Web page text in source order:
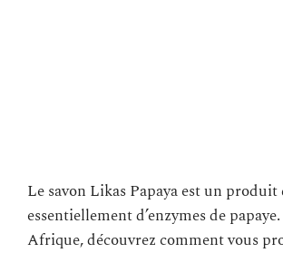
Le savon Likas Papaya est un
essentiellement d’enzymes de
Afrique, découvrez comment vous